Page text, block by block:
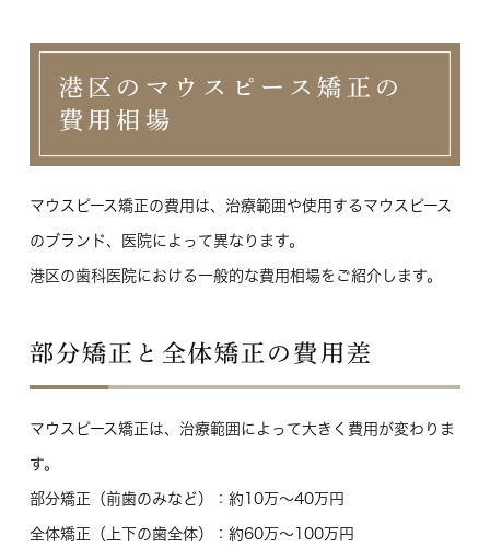
港区のマウスピース矯正の
費用相場
マウスピース矯正の費用は、治療範囲や使用するマウスピース
のブランド、医院によって異なります。
港区の歯科医院における一般的な費用相場をご紹介します。
部分矯正と全体矯正の費用差
マウスピース矯正は、治療範囲によって大きく費用が変わりま
す。
部分矯正（前歯のみなど） ：約10万〜40万円
全体矯正（上下の歯全体） ：約60万〜100万円